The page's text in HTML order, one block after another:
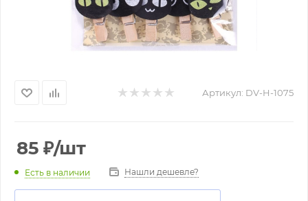
Артикул: DV-H-1075
85 ₽/шт
Есть в наличии Нашли дешевле?